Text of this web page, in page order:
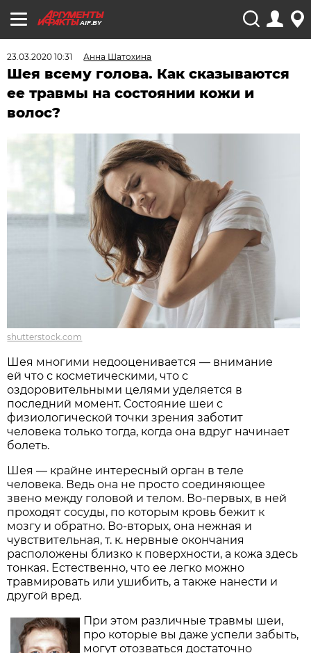
AIF.BY
23.03.2020 10:31 Анна Шатохина
Шея всему голова. Как сказываются
ее травмы на состоянии кожи и
волос?
shutterstock.com
Шея многими недооценивается — внимание
ей что с косметическими, что с
оздоровительными целями уделяется в
последний момент. Состояние шеи с
физиологической точки зрения заботит
человека только тогда, когда она вдруг начинает
болеть.
Шея — крайне интересный орган в теле
человека. Ведь она не просто соединяющее
звено между головой и телом. Во-первых, в ней
проходят сосуды, по которым кровь бежит к
мозгу и обратно. Во-вторых, она нежная и
чувствительная, т. к. нервные окончания
расположены близко к поверхности, а кожа здесь
тонкая. Естественно, что ее легко можно
травмировать или ушибить, а также нанести и
другой вред.
При этом различные травмы шеи,
про которые вы даже успели забыть,
могут отозваться достаточно